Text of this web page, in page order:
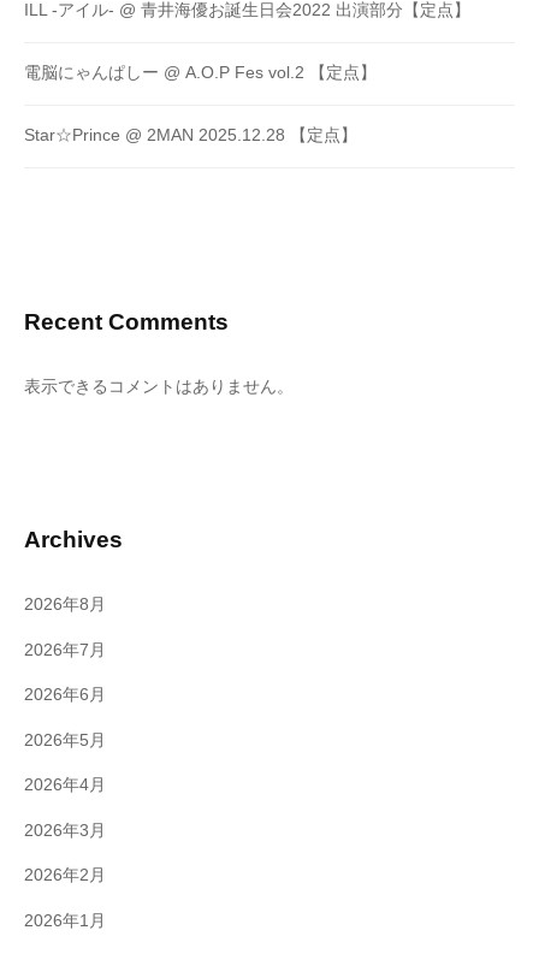
ILL -アイル- @ 青井海優お誕生日会2022 出演部分【定点】
電脳にゃんぱしー @ A.O.P Fes vol.2 【定点】
Star☆Prince @ 2MAN 2025.12.28 【定点】
Recent Comments
表示できるコメントはありません。
Archives
2026年8月
2026年7月
2026年6月
2026年5月
2026年4月
2026年3月
2026年2月
2026年1月